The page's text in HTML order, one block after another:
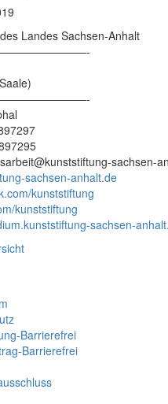
Landes Sachsen-Anhalt
sachsen-
sachsen-anhalt.de
kunststiftung
kunststiftung
sachsen-
Barrierefrei
Barrierefrei